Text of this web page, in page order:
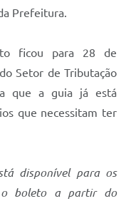
Prefeitura.
ficou para 28 de
Setor de Tributação
que a guia já está
que necessitam ter
disponível para os
o boleto a partir do